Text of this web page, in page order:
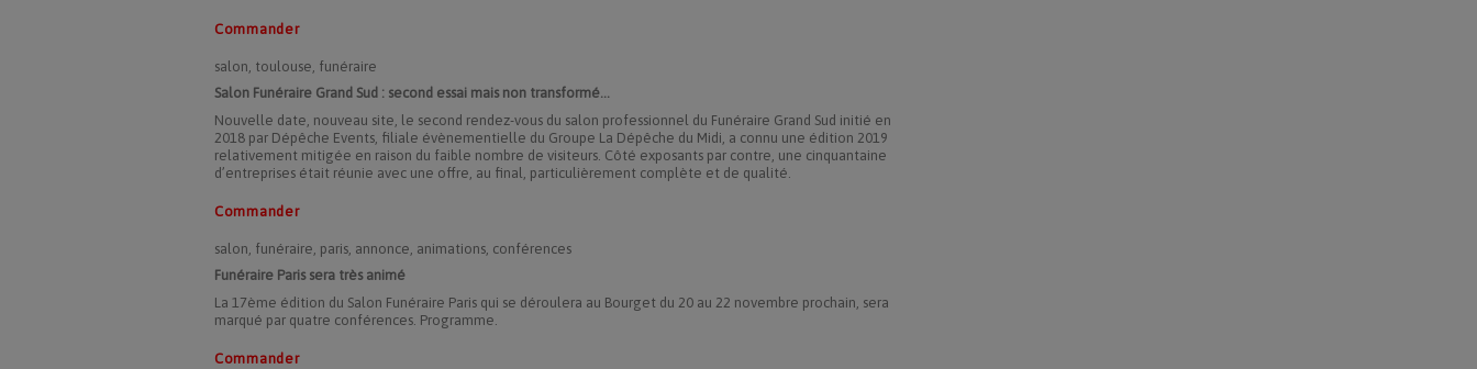
Commander
salon, toulouse, funéraire
Salon Funéraire Grand Sud : second essai mais non transformé…
Nouvelle date, nouveau site, le second rendez-vous du salon professionnel du Funéraire Grand Sud initié en
2018 par Dépêche Events, filiale évènementielle du Groupe La Dépêche du Midi, a connu une édition 2019
relativement mitigée en raison du faible nombre de visiteurs. Côté exposants par contre, une cinquantaine
d’entreprises était réunie avec une offre, au final, particulièrement complète et de qualité.
Commander
salon, funéraire, paris, annonce, animations, conférences
Funéraire Paris sera très animé
La 17ème édition du Salon Funéraire Paris qui se déroulera au Bourget du 20 au 22 novembre prochain, sera
marqué par quatre conférences. Programme.
Commander